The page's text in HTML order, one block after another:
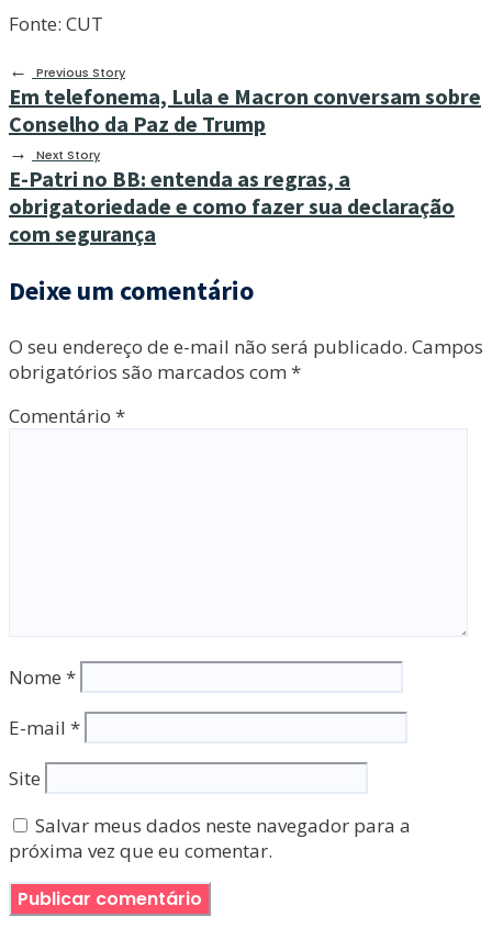
Fonte: CUT
←
Previous Story
Em telefonema, Lula e Macron conversam sobre
Conselho da Paz de Trump
→ Next Story
E-Patri no BB: entenda as regras, a
obrigatoriedade e como fazer sua declaração
com segurança
Deixe um comentário
O seu endereço de e-mail não será publicado. Campos
obrigatórios são marcados com *
Comentário *
Nome *
E-mail *
Site
Salvar meus dados neste navegador para a
próxima vez que eu comentar.